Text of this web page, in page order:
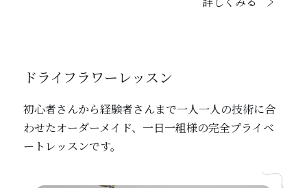
ドライフラワーレッスン
初心者さんから経験者さんまで一人一人の技術に合
わせたオーダーメイド、一日一組様の完全プライベ
ートレッスンです。